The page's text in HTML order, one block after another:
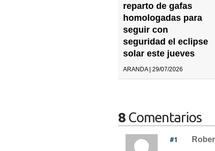
reparto de gafas
homologadas para
seguir con
seguridad el eclipse
solar este jueves
ARANDA | 29/07/2026
8 Comentarios
#1